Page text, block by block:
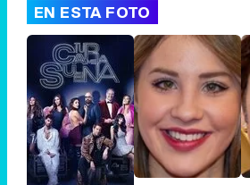
EN ESTA FOTO